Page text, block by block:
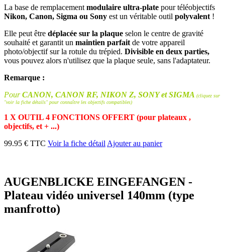
La base de remplacement modulaire ultra-plate pour téléobjectifs
Nikon, Canon, Sigma ou Sony est un véritable outil polyvalent !
Elle peut être déplacée sur la plaque selon le centre de gravité
souhaité et garantit un maintien parfait de votre appareil
photo/objectif sur la rotule du trépied. Divisible en deux parties,
vous pouvez alors n'utilisez que la plaque seule, sans l'adaptateur.
Remarque :
PourCANON, CANON RF, NIKON Z, SONY et SIGMA (cliquez sur
"voir la fiche détails" pour connaître les objectifs compatibles)
1 X OUTIL 4 FONCTIONS OFFERT (pour plateaux ,
objectifs, et + ...)
99.95 € TTC Voir la fiche détail Ajouter au panier
AUGENBLICKE EINGEFANGEN -
Plateau vidéo universel 140mm (type
manfrotto)